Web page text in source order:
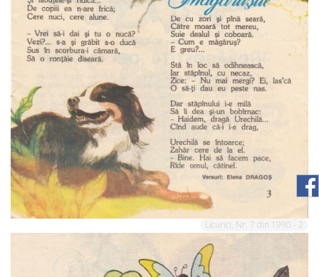
Licurici, Nr. 7 din 1990 - 2